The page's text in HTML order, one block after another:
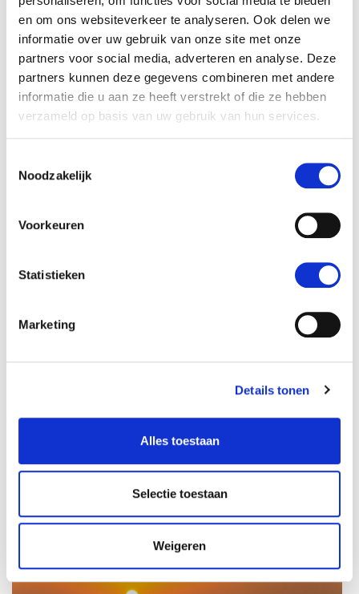
en om ons websiteverkeer te analyseren. Ook delen we
informatie over uw gebruik van onze site met onze
partners voor social media, adverteren en analyse. Deze
partners kunnen deze gegevens combineren met andere
informatie die u aan ze heeft verstrekt of die ze hebben
verzameld op basis van uw gebruik van hun services.
Noodzakelijk
Voorkeuren
Statistieken
Marketing
Details tonen
Alles toestaan
Selectie toestaan
Weigeren
Dag 6:zaterdag
13 september
Agra en wereldwonder Taj Mahal, nachttrein naar Varanasi
Dag 8:maandag14 september